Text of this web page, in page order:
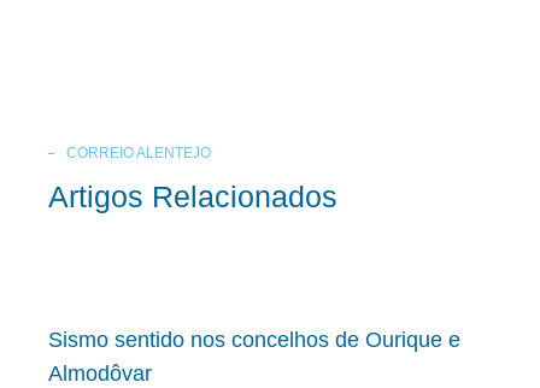
CORREIO ALENTEJO
Artigos Relacionados
Sismo sentido nos concelhos de Ourique e
Almodôvar